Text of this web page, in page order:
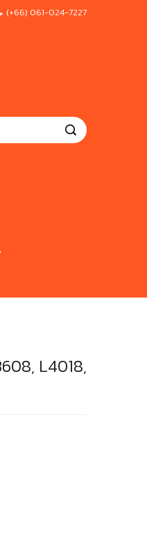
(+66) 061-024-7227
L4018,